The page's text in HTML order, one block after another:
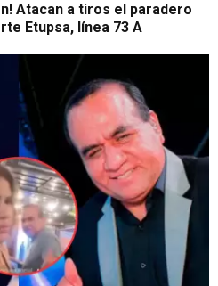
Atacan a tiros el paradero
Etupsa, línea 73 A